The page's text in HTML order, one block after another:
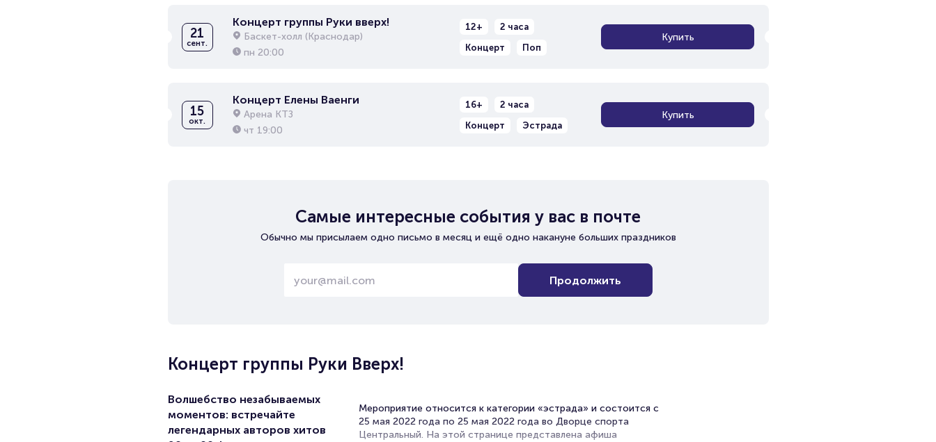
21
сент.
Концерт группы Руки вверх!
Баскет-холл (Краснодар)
пн 20:00
12+
2 часа
Концерт
Поп
Купить
15
окт.
Концерт Елены Ваенги
Арена КТЗ
чт 19:00
16+
2 часа
Концерт
Эстрада
Купить
Самые интересные события у вас в почте
Обычно мы присылаем одно письмо в месяц и ещё одно накануне больших праздников
Продолжить
Концерт группы Руки Вверх!
Волшебство незабываемых
моментов: встречайте
легендарных авторов хитов
Мероприятие относится к категории «эстрада» и состоится с
25 мая 2022 года по 25 мая 2022 года во Дворце спорта
Центральный. На этой странице представлена афиша